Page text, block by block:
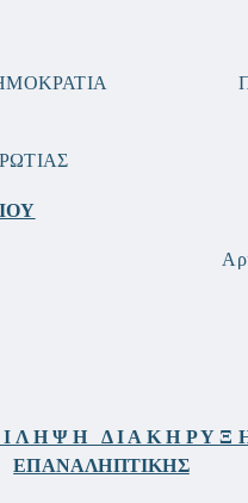
ΔΗΜΟΚΡΑΤΙΑ
Ι Λ Η Ψ Η Δ Ι Α Κ Η Ρ Υ Ξ
ΕΠΑΝΑΛΗΠΤΙΚΗΣ